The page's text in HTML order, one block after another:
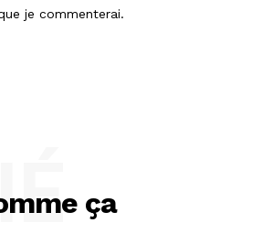
je commenterai.
ça